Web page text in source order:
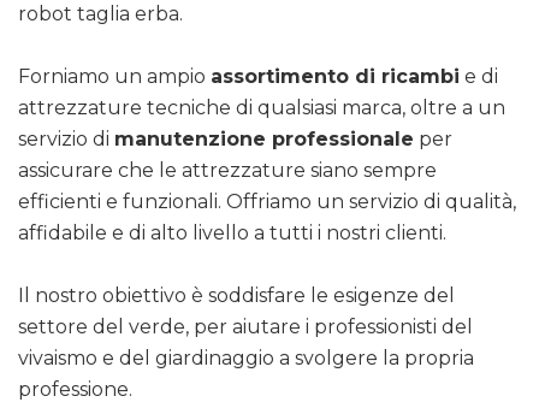
robot taglia erba.
Forniamo un ampio assortimento di ricambi e di
attrezzature tecniche di qualsiasi marca, oltre a un
servizio di manutenzione professionale per
assicurare che le attrezzature siano sempre
efficienti e funzionali. Offriamo un servizio di qualità,
affidabile e di alto livello a tutti i nostri clienti.
Il nostro obiettivo è soddisfare le esigenze del
settore del verde, per aiutare i professionisti del
vivaismo e del giardinaggio a svolgere la propria
professione.